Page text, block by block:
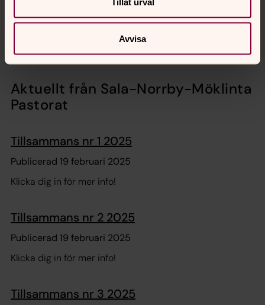
Avvisa
Aktuellt från Sala-Norrby-Möklinta
Pastorat
Tillsammans nr 1 2025
Publicerad 19 februari 2025
Klicka dig in för mer info!
Tillsammans nr 2 2025
Publicerad 19 februari 2025
Klicka dig in för mer info!
Tillsammans nr 3 2025